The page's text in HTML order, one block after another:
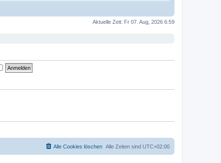
Aktuelle Zeit: Fr 07. Aug, 2026 6:59
Alle Zeiten sind UTC+02:00
Alle Cookies löschen